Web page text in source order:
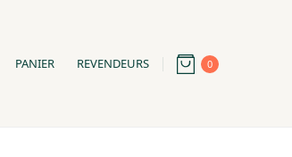
PANIER REVENDEURS 0